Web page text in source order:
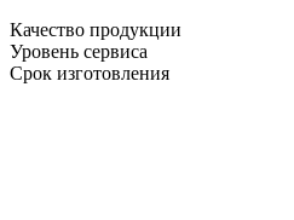
Качество продукции
Уровень сервиса
Срок изготовления